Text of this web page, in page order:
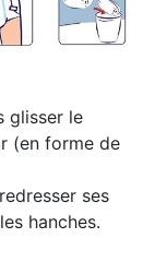
glisser le
(en forme de
ses
hanches.